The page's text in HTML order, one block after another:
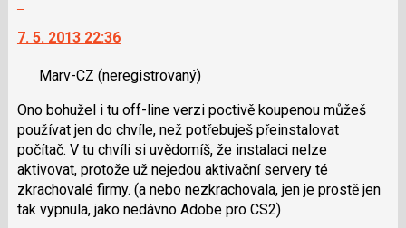
P
předchozí
názor
další
názor.
navigaci
lze
použít
i
klávesy
N
7. 5. 2013 22:36
Marv-CZ (neregistrovaný)
Ono bohužel i tu off-line verzi poctivě koupenou můžeš
používat jen do chvíle, než potřebuješ přeinstalovat
počítač. V tu chvíli si uvědomíš, že instalaci nelze
aktivovat, protože už nejedou aktivační servery té
zkrachovalé firmy. (a nebo nezkrachovala, jen je prostě jen
tak vypnula, jako nedávno Adobe pro CS2)